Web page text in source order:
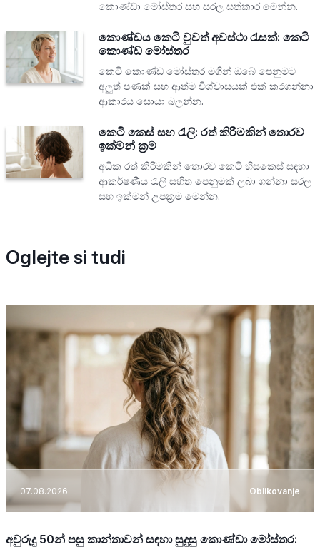
කොණ්ඩා මෝස්තර සහ සරල සත්කාර මෙන්න.
කොණ්ඩය කෙටි වුවත් අවස්ථා රැසක්: කෙටි
කොණ්ඩ මෝස්තර
කෙටි කොණ්ඩ මෝස්තර මගින් ඔබේ පෙනුමට
අලුත් පණක් සහ ආත්ම විශ්වාසයක් එක් කරගන්නා
ආකාරය සොයා බලන්න.
කෙටි කෙස් සහ රැලි: රත් කිරීමකින් තොරව
ඉක්මන් ක්‍රම
අධික රත් කිරීමකින් තොරව කෙටි හිසකෙස් සඳහා
ආකර්ෂණීය රැලි සහිත පෙනුමක් ලබා ගන්නා සරල
සහ ඉක්මන් උපක්‍රම මෙන්න.
Oglejte si tudi
07.08.2026 Oblikovanje
අවුරුදු 50න් පසු කාන්තාවන් සඳහා සුදුසු කොණ්ඩා මෝස්තර: